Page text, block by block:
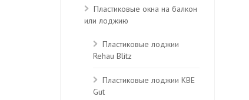
Пластиковые окна на балкон
или лоджию
Пластиковые лоджии
Rehau Blitz
Пластиковые лоджии КВЕ
Gut